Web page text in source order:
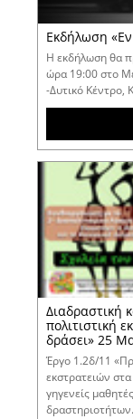
Εκδήλωση
Η εκδήλωση θα
ώρα 19:00 στο
-Δυτικό Κέντρο,
Διαδραστική
πολιτιστική
δράσει» 25
Έργο 1.2δ/11
εκστρατειών
γηγενείς
δραστηριοτήτων.